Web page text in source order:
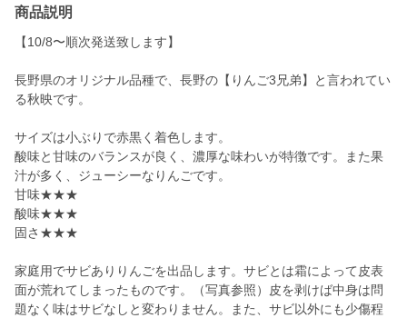
商品説明
【10/8〜順次発送致します】
長野県のオリジナル品種で、長野の【りんご3兄弟】と言われてい
る秋映です。
サイズは小ぶりで赤黒く着色します。
酸味と甘味のバランスが良く、濃厚な味わいが特徴です。また果
汁が多く、ジューシーなりんごです。
甘味★★★
酸味★★★
固さ★★★
家庭用でサビありりんごを出品します。サビとは霜によって皮表
面が荒れてしまったものです。（写真参照）皮を剥けば中身は問
題なく味はサビなしと変わりません。また、サビ以外にも少傷程